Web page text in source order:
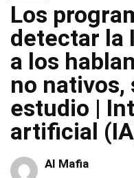
Los
detectar la
a los
no nativos,
estudio |
artificial
AI Mafia